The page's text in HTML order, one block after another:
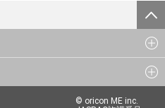
© oricon ME inc.